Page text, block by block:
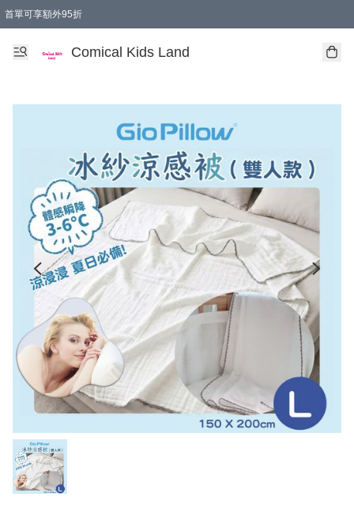
首單可享額外95折
Comical Kids Land